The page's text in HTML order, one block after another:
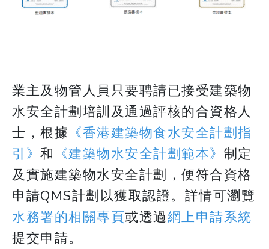
業主及物管人員只要聘請已接受建築物
水安全計劃培訓及通過評核的合資格人
士，根據 《香港建築物食水安全計劃指
引》 和 《建築物水安全計劃範本》 制定
及實施建築物水安全計劃，便符合資格
申請QMS計劃以獲取認證。詳情可瀏覽
水務署的相關專頁或透過網上申請系統
提交申請。